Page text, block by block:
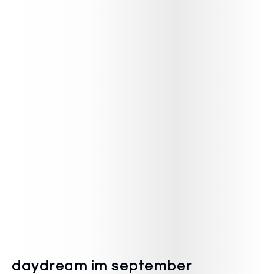
daydream im september